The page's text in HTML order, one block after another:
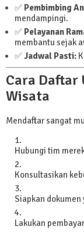
✅ Pembimbing
mendampingi.
✅ Pelayanan
membantu sejak
✅Jadwal Pasti:
Cara Daftar
Wisata
Mendaftar sangat
Hubungi tim
Konsultasikan
Siapkan
Lakukan